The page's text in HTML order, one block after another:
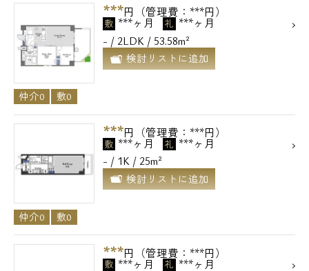
***円（管理費：***円）
敷 ***ヶ月 礼 ***ヶ月
- / 2LDK / 53.58m²
検討リストに追加
仲介0 敷0
***円（管理費：***円）
敷 ***ヶ月 礼 ***ヶ月
- / 1K / 25m²
検討リストに追加
仲介0 敷0
***円（管理費：***円）
敷 ***ヶ月 礼 ***ヶ月
電話でお問い合わせ
営業時間 10：00～18：00